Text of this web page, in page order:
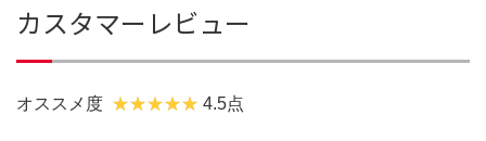
カスタマーレビュー
オススメ度 4.5点